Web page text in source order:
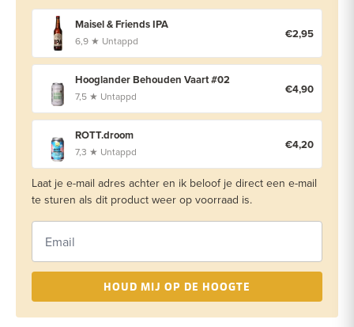
Maisel & Friends IPA
6,9 ★ Untappd €2,95
Hooglander Behouden Vaart #02
7,5 ★ Untappd €4,90
ROTT.droom
7,3 ★ Untappd €4,20
Laat je e-mail adres achter en ik beloof je direct een e-mail
te sturen als dit product weer op voorraad is.
HOUD MIJ OP DE HOOGTE